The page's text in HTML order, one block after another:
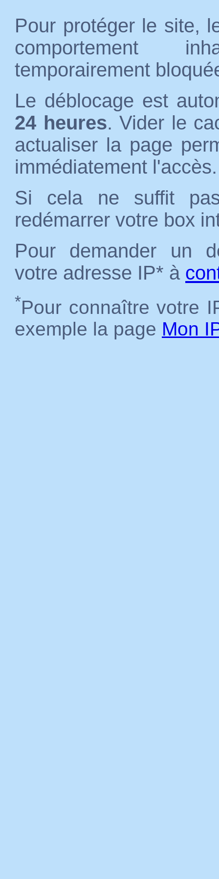
Pour protéger le site,
comportement
temporairement
Le déblocage est
24 heures. Vider le
actualiser la page
immédiatement l'accès.
Si cela ne suffit
redémarrer votre box
Pour demander un
votre adresse IP* à
*Pour connaître votre
exemple la page Mon